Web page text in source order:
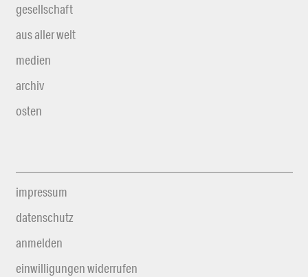
gesellschaft
aus aller welt
medien
archiv
osten
impressum
datenschutz
anmelden
einwilligungen widerrufen